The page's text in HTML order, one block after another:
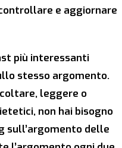
e aggiornare
più interessanti
stesso argomento.
leggere o
non hai bisogno
sull’argomento delle